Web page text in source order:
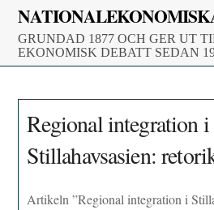
Skip
content
GRUNDAD 1877 OCH GER UT
EKONOMISK DEBATT SEDAN
Regional integration i
Stillahavsasien:
Artikeln ”Regional integration i